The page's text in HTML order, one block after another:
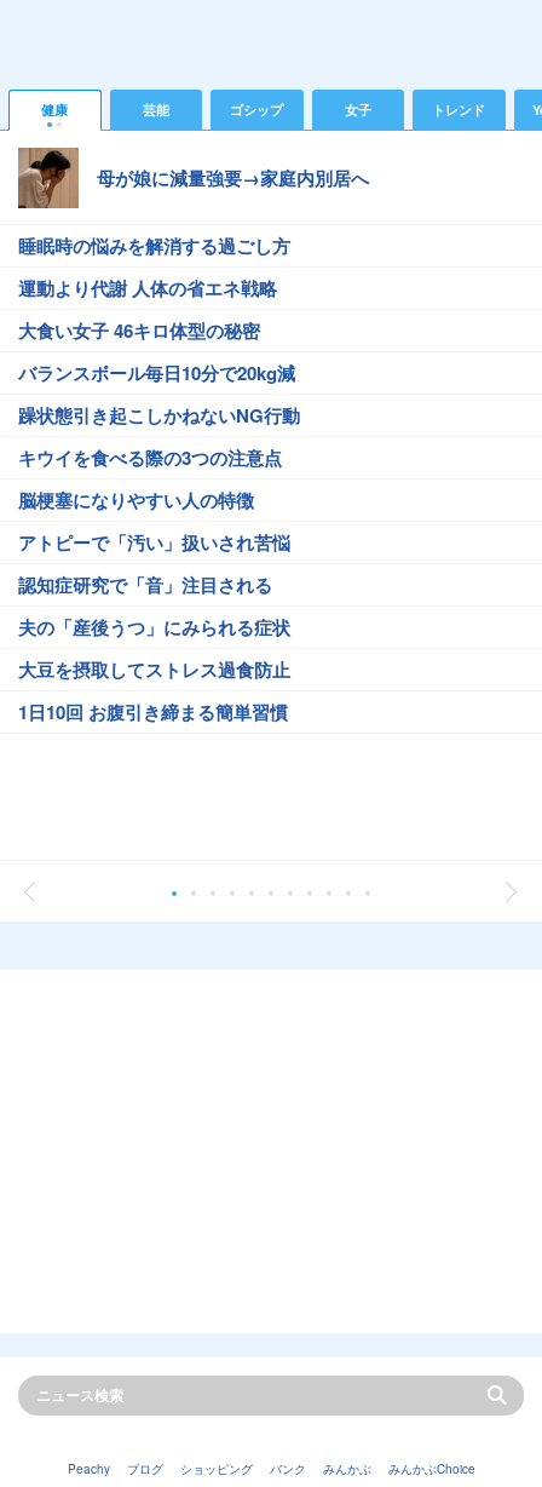
健康 芸能 ゴシップ 女子 トレンド
母が娘に減量強要→家庭内別居へ
睡眠時の悩みを解消する過ごし方
運動より代謝 人体の省エネ戦略
大食い女子 46キロ体型の秘密
バランスボール毎日10分で20kg減
躁状態引き起こしかねないNG行動
キウイを食べる際の3つの注意点
脳梗塞になりやすい人の特徴
アトピーで「汚い」扱いされ苦悩
認知症研究で「音」注目される
夫の「産後うつ」にみられる症状
大豆を摂取してストレス過食防止
1日10回 お腹引き締まる簡単習慣
Peachy ブログ ショッピング バンク みんかぶ みんかぶChoice